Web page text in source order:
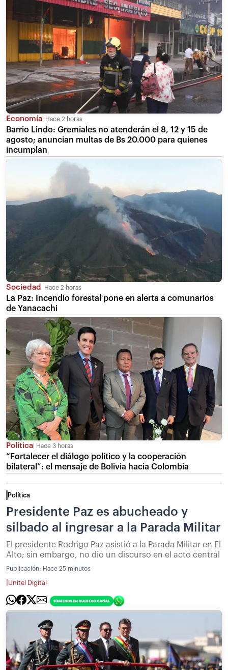
Economía Hace 2 horas
Barrio Lindo: Gremiales no atenderán el 8, 12 y 15 de
agosto; anuncian multas de Bs 20.000 para quienes
incumplan
Sociedad Hace 2 horas
La Paz: Incendio forestal pone en alerta a comunarios
de Yanacachi
Política Hace 3 horas
“Fortalecer el diálogo político y la cooperación
bilateral”: el mensaje de Bolivia hacia Colombia
Política
Presidente Paz es abucheado y
silbado al ingresar a la Parada Militar
El presidente Rodrigo Paz asistió a la Parada Militar en El
Alto; sin embargo, no dio un discurso en el acto central
Publicación: Hace 25 minutos
Unitel Digital